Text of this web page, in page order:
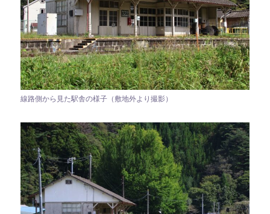
線路側から見た駅舎の様子（敷地外より撮影）